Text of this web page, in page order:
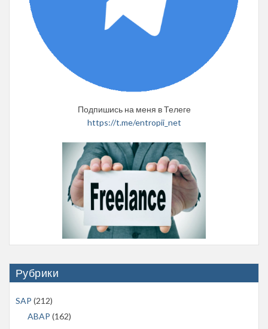
Подпишись на меня в Телеге
https://t.me/entropii_net
Рубрики
SAP (212)
ABAP (162)